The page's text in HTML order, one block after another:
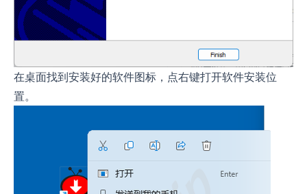
在桌面找到安装好的软件图标，点右键打开软件安装位
置。